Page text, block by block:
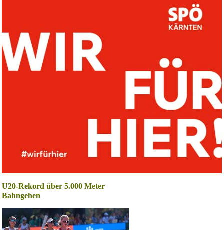
U20-Rekord über 5.000 Meter
Bahngehen